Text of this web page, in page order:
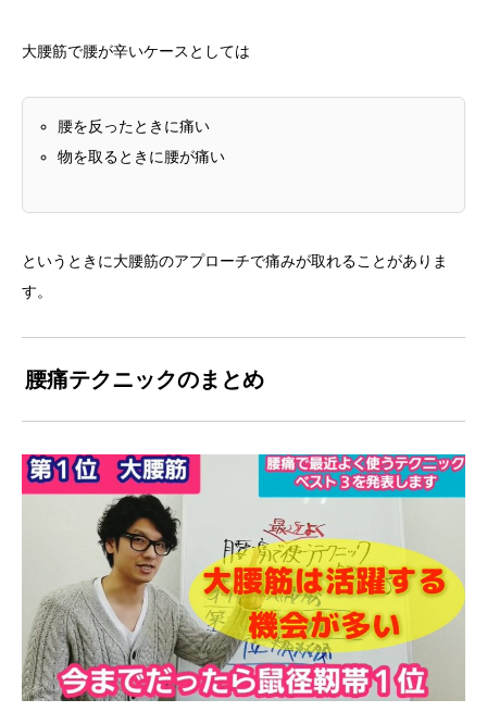
大腰筋で腰が辛いケースとしては
腰を反ったときに痛い
物を取るときに腰が痛い
というときに大腰筋のアプローチで痛みが取れることがありま
す。
腰痛テクニックのまとめ